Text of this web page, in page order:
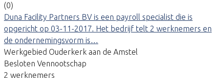
(0)
Duna Facility Partners BV is een payroll specialist die is
opgericht op 03-11-2017. Het bedrijf telt 2 werknemers en
de ondernemingsvorm is…
Werkgebied Ouderkerk aan de Amstel
Besloten Vennootschap
2 werknemers